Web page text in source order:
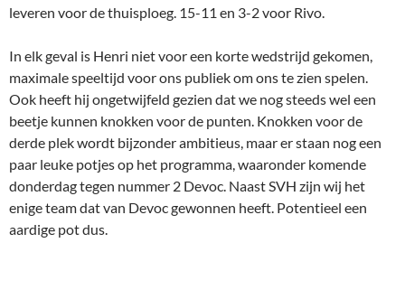
leveren voor de thuisploeg. 15-11 en 3-2 voor Rivo.
In elk geval is Henri niet voor een korte wedstrijd gekomen,
maximale speeltijd voor ons publiek om ons te zien spelen.
Ook heeft hij ongetwijfeld gezien dat we nog steeds wel een
beetje kunnen knokken voor de punten. Knokken voor de
derde plek wordt bijzonder ambitieus, maar er staan nog een
paar leuke potjes op het programma, waaronder komende
donderdag tegen nummer 2 Devoc. Naast SVH zijn wij het
enige team dat van Devoc gewonnen heeft. Potentieel een
aardige pot dus.